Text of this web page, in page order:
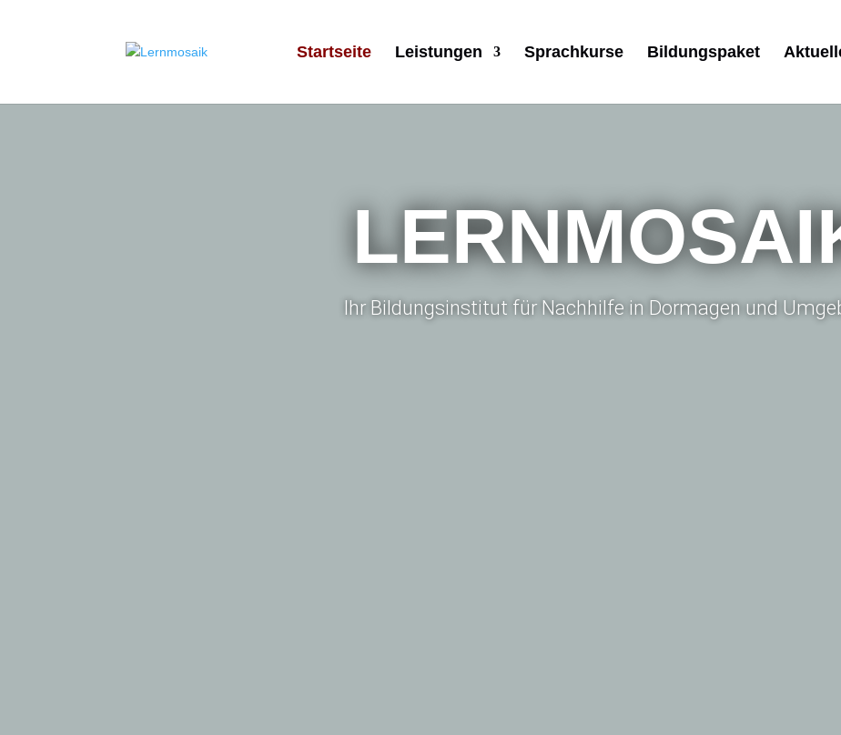
Startseite Leistungen Sprachkurse Bildungspaket
Ihr Bildungsinstitut für Nachhilfe in Dormagen und